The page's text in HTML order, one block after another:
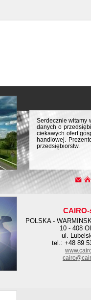
Serdecznie witamy
danych o
ciekawych ofert
handlowej.
przedsiębiorstw.
POLSKA -
10 - 408
ul.
tel.: +48 89